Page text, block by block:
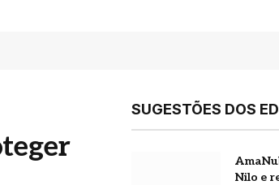
SUGESTÕES DOS
Nilo e